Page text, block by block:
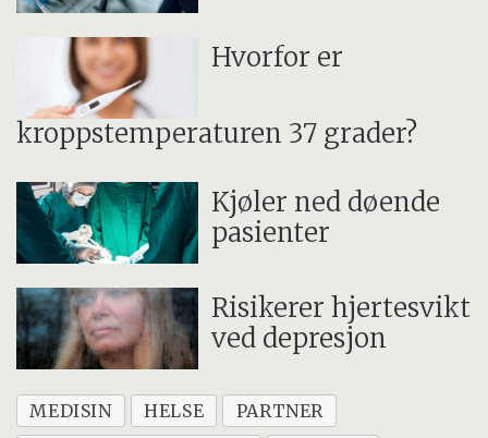
Hvorfor er
kroppstemperaturen 37 grader?
Kjøler ned døende
pasienter
Risikerer hjertesvikt
ved depresjon
MEDISIN HELSE
PARTNER